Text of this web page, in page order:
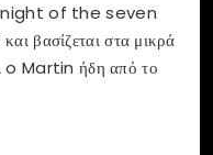
Knight of the seven
βασίζεται στα μικρά
o Martin ήδη από το